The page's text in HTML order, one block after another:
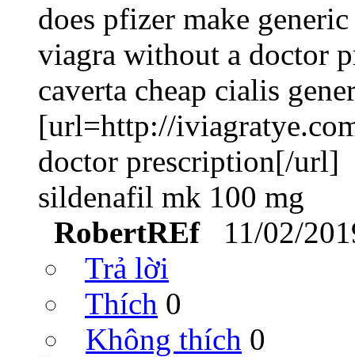
does pfizer make
viagra without a doctor
caverta cheap cialis
[url=http://
doctor prescription[/url]
sildenafil mk 100 mg
RobertREf
11/02/
Trả lời
Thích 0
Không thích 0